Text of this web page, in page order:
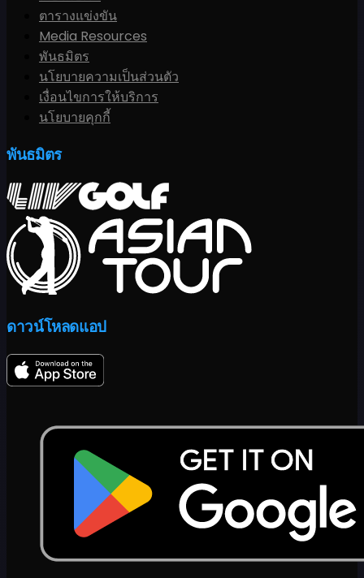
ตารางแข่งขัน
Media Resources
พันธมิตร
นโยบายความเป็นส่วนตัว
เงื่อนไขการให้บริการ
นโยบายคุกกี้
พันธมิตร
ดาวน์โหลดแอป